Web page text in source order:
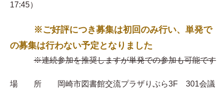
17:45）
※ご好評につき募集は初回のみ行い、単発で
の募集は行わない予定となりました
※連続参加を推奨しますが単発での参加も可能です
場 所 岡崎市図書館交流プラザりぶら3F 301会議